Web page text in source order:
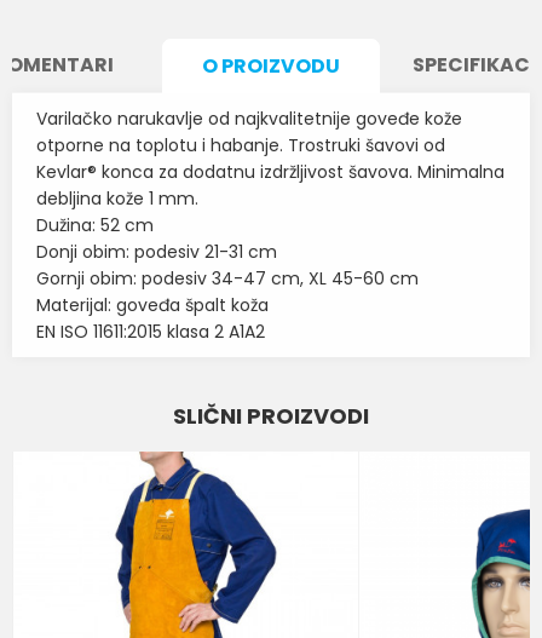
O PROIZVODU
Varilačko narukavlje od najkvalitetnije goveđe kože
otporne na toplotu i habanje. Trostruki šavovi od
Kevlar® konca za dodatnu izdržljivost šavova. Minimalna
debljina kože 1 mm.
Dužina: 52 cm
Donji obim: podesiv 21-31 cm
Gornji obim: podesiv 34-47 cm, XL 45-60 cm
Materijal: goveđa špalt koža
EN ISO 11611:2015 klasa 2 A1A2
ODEĆA ZA ZAVARIVAČE
SLIČNI PROIZVODI